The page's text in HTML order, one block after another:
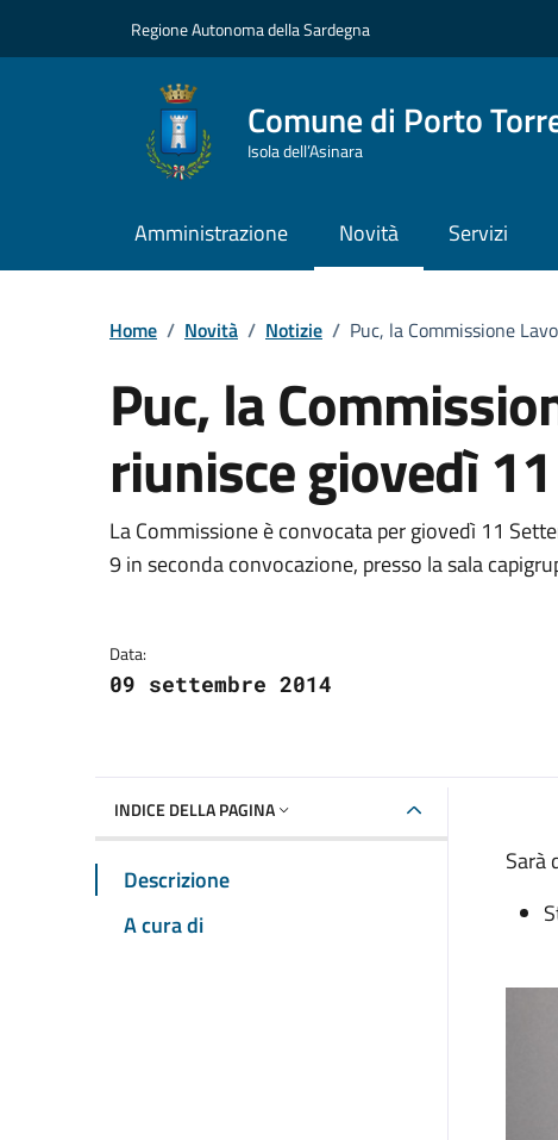
Regione Autonoma della Sardegna
Comune di Porto
Isola dell’Asinara
Amministrazione Novità Servizi
Home / Novità / Notizie / Puc, la Commissione
Puc, la
riunisce giovedì
Dettagli della notizia
La Commissione è convocata per giovedì 11
9 in seconda convocazione, presso la sala
Data:
09 settembre 2014
INDICE DELLA PAGINA
Descrizione
A cura di
Sarà